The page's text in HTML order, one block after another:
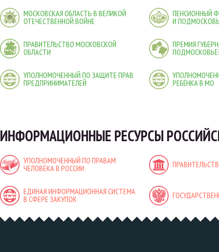
МОСКОВСКАЯ ОБЛАСТЬ В ВЕЛИКОЙ
ОТЕЧЕСТВЕННОЙ ВОЙНЕ
ПЕНСИОННЫЙ
И
ПРАВИТЕЛЬСТВО МОСКОВСКОЙ
ОБЛАСТИ
ПРЕМИЯ
УПОЛНОМОЧЕННЫЙ ПО ЗАЩИТЕ ПРАВ
ПРЕДПРИНИМАТЕЛЕЙ
РЕБЁНКА В МО
ИНФОРМАЦИОННЫЕ РЕСУРСЫ
УПОЛНОМОЧЕННЫЙ ПО ПРАВАМ
ЧЕЛОВЕКА В РОССИИ
ЕДИНАЯ ИНФОРМАЦИОННАЯ СИСТЕМА
В СФЕРЕ ЗАКУПОК